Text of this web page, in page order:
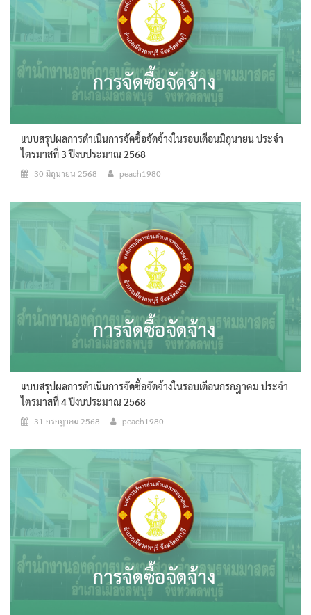
แบบสรุปผลการดำเนินการจัดซื้อจัดจ้างในรอบเดือนมิถุนายน ประจำ
ไตรมาสที่ 3 ปีงบประมาณ 2568
30 มิถุนายน 2568 peach1980
แบบสรุปผลการดำเนินการจัดซื้อจัดจ้างในรอบเดือนกรกฎาคม ประจำ
ไตรมาสที่ 4 ปีงบประมาณ 2568
31 กรกฎาคม 2568 peach1980